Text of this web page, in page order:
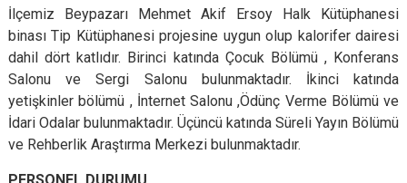
İlçemiz Beypazarı Mehmet Akif Ersoy Halk Kütüphanesi
binası Tip Kütüphanesi projesine uygun olup kalorifer dairesi
dahil dört katlıdır. Birinci katında Çocuk Bölümü , Konferans
Salonu ve Sergi Salonu bulunmaktadır. İkinci katında
yetişkinler bölümü , İnternet Salonu ,Ödünç Verme Bölümü ve
İdari Odalar bulunmaktadır. Üçüncü katında Süreli Yayın Bölümü
ve Rehberlik Araştırma Merkezi bulunmaktadır.